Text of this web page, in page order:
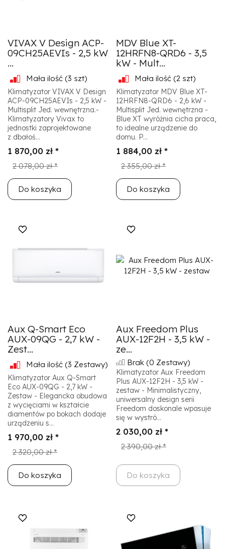
VIVAX V Design ACP-
09CH25AEVIs - 2,5 kW
...
Mała ilość (3 szt)
Klimatyzator VIVAX V Design
ACP-09CH25AEVIs - 2,5 kW -
Multisplit Jed. wewnętrzna.-
Klimatyzatory Vivax to
jednostki zaprojektowane
z dbałoś...
1 870,00 zł *
2 078,00 zł *
Do koszyka
MDV Blue XT-
12HRFN8-QRD6 - 3,5
kW - Mult...
Mała ilość (2 szt)
Klimatyzator MDV Blue XT-
12HRFN8-QRD6 - 2,6 kW -
Multisplit Jed. wewnętrzna -
Blue XT wyróżnia cicha praca,
to idealne urządzenie do
domu. P...
1 884,00 zł *
2 355,00 zł *
Do koszyka
Aux Q-Smart Eco
AUX-09QG - 2,7 kW -
Zest...
Mała ilość (3 Zestawy)
Klimatyzator Aux Q-Smart
Eco AUX-09QG - 2,7 kW -
Zestaw - Elegancka obudowa
z wycięciami w kształcie
diamentów po bokach dodaje
urządzeniu s...
1 970,00 zł *
2 320,00 zł *
Do koszyka
Aux Freedom Plus
AUX-12F2H - 3,5 kW -
ze...
Brak (0 Zestawy)
Klimatyzator Aux Freedom
Plus AUX-12F2H - 3,5 kW -
zestaw - Minimalistyczny,
uniwersalny design serii
Freedom doskonale wpasuje
się w wystró...
2 030,00 zł *
2 390,00 zł *
Do koszyka